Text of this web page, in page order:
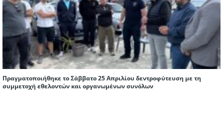
Πραγματοποιήθηκε το Σάββατο 25 Απριλίου δεντροφύτευση με τη
συμμετοχή εθελοντών και οργανωμένων συνόλων